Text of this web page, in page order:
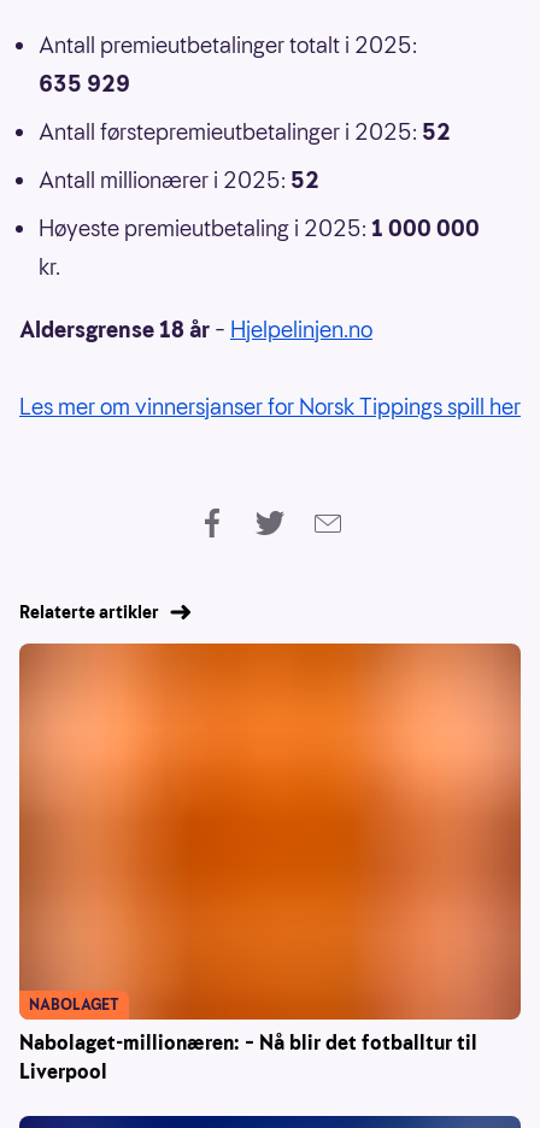
Antall premieutbetalinger totalt i 2025:
635 929
Antall førstepremieutbetalinger i 2025: 52
Antall millionærer i 2025: 52
Høyeste premieutbetaling i 2025: 1 000 000
kr.
Aldersgrense 18 år – Hjelpelinjen.no
Les mer om vinnersjanser for Norsk Tippings spill her
Relaterte artikler
Nabolaget-millionæren: – Nå blir det fotballtur til
Liverpool
NABOLAGET